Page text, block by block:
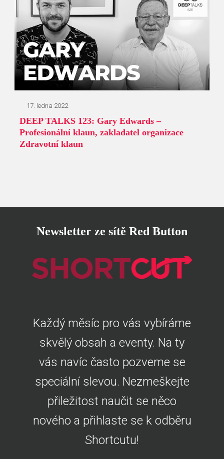
17. ledna 2022
DEEP TALKS 123: Gary Edwards –
Profesionální klaun, zakladatel organizace
Zdravotní klaun
Newsletter ze sítě Red Button
Každý měsíc pro vás vybíráme
skvělý obsah a eventy. Na ty
vás navíc často pozveme se
speciální slevou. Nezmeškejte
přiležitost naučit se něco
nového a přihlaste se k odběru
Shortcutu!